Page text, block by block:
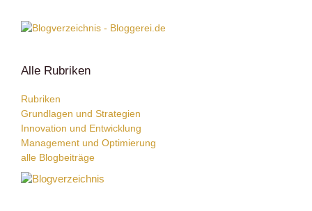
Alle Rubriken
Rubriken
Grundlagen und Strategien
Innovation und Entwicklung
Management und Optimierung
alle Blogbeiträge